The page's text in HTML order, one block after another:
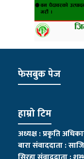
फेसबुक पेज
हाम्रो टिम
अध्यक्ष : प्रकृति
बारा संवाददाता :